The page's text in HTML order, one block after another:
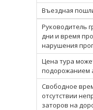
Въездная
Руководитель
дни и время
нарушения
Цена тура
подорожанием
Свободное
отсутствии
заторов на